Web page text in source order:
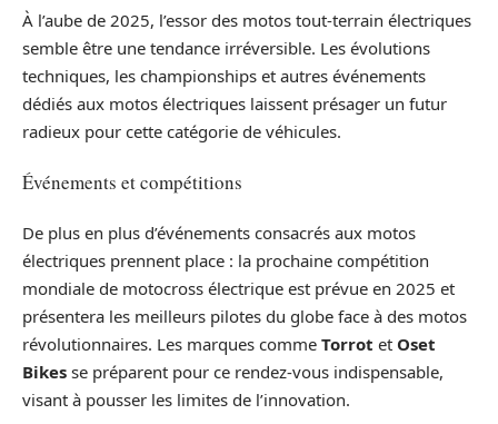
À l’aube de 2025, l’essor des motos tout-terrain électriques
semble être une tendance irréversible. Les évolutions
techniques, les championships et autres événements
dédiés aux motos électriques laissent présager un futur
radieux pour cette catégorie de véhicules.
Événements et compétitions
De plus en plus d’événements consacrés aux motos
électriques prennent place : la prochaine compétition
mondiale de motocross électrique est prévue en 2025 et
présentera les meilleurs pilotes du globe face à des motos
révolutionnaires. Les marques comme Torrot et Oset
Bikes se préparent pour ce rendez-vous indispensable,
visant à pousser les limites de l’innovation.